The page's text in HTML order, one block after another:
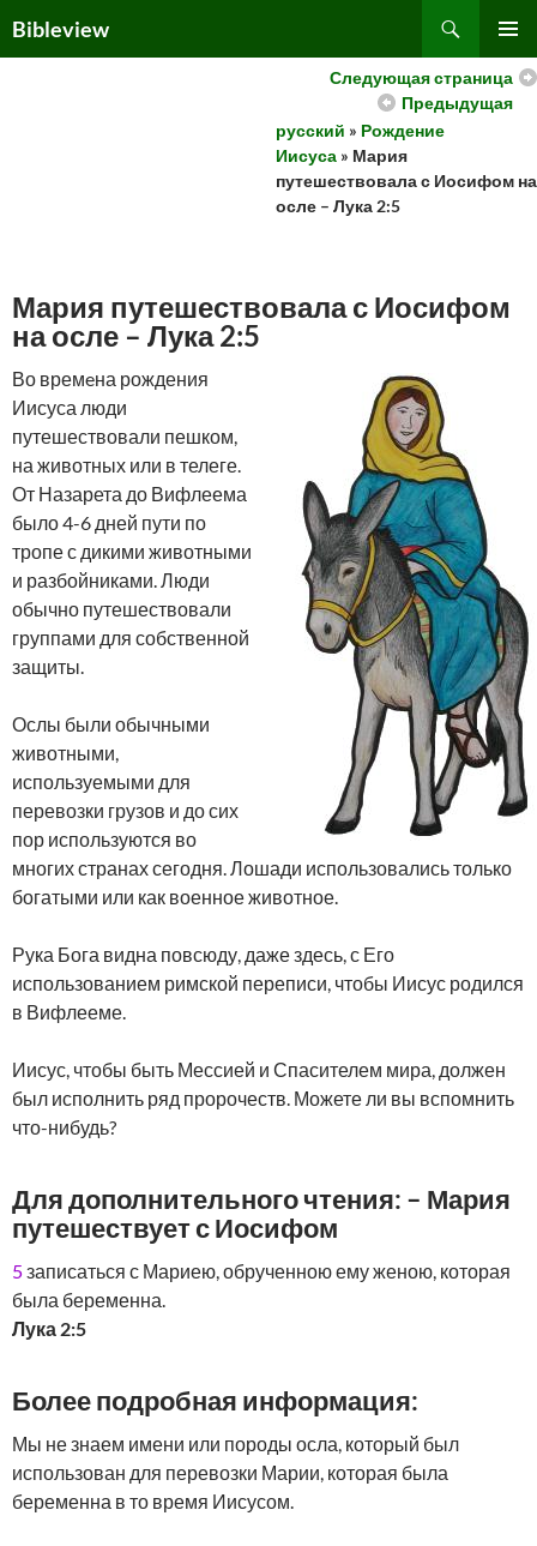
toBibleview
MENU
Следующая страница
Предыдущая
русский » Рождение
Иисуса » Мария
путешествовала с Иосифом на
осле – Лука 2:5
Мария путешествовала с Иосифом
на осле – Лука 2:5
Во времeна рождения
Иисуса люди
путешествовали пешком,
на животных или в телеге.
От Назарета до Вифлеема
было 4-6 дней пути по
тропе с дикими животными
и разбойниками. Люди
обычно путешествовали
группами для собственной
защиты.
Ослы были обычными
животными,
используемыми для
перевозки грузов и до сих
пор используются во
многих странах сегодня. Лошади использовались только
богатыми или как военное животное.
Рука Бога видна повсюду, даже здесь, с Его
использованием римской переписи, чтобы Иисус родился
в Вифлееме.
Иисус, чтобы быть Мессией и Спасителем мира, должен
был исполнить ряд пророчеств. Можете ли вы вспомнить
что-нибудь?
Для дополнительного чтения: – Мария
путешествует с Иосифом
5записаться с Мариею, обрученною ему женою, которая
была беременна.
Лука 2:5
Более подробная информация:
Мы не знаем имени или породы осла, который был
использован для перевозки Марии, которая была
беременна в то время Иисусом.